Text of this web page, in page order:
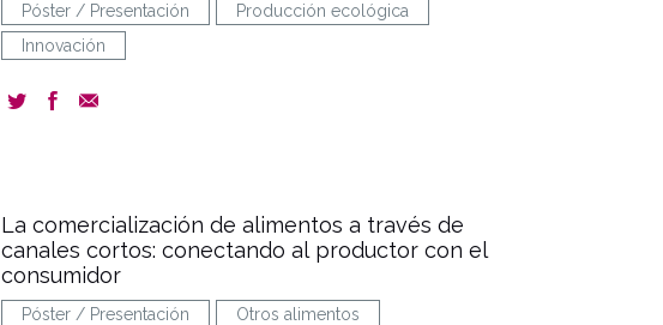
Póster / Presentación
Producción ecológica
Innovación
La comercialización de alimentos a través de
canales cortos: conectando al productor con el
consumidor
Póster / Presentación
Otros alimentos